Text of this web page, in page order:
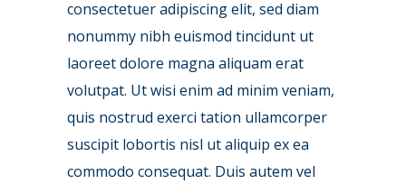
consectetuer adipiscing elit, sed diam
nonummy nibh euismod tincidunt ut
laoreet dolore magna aliquam erat
volutpat. Ut wisi enim ad minim veniam,
quis nostrud exerci tation ullamcorper
suscipit lobortis nisl ut aliquip ex ea
commodo consequat. Duis autem vel